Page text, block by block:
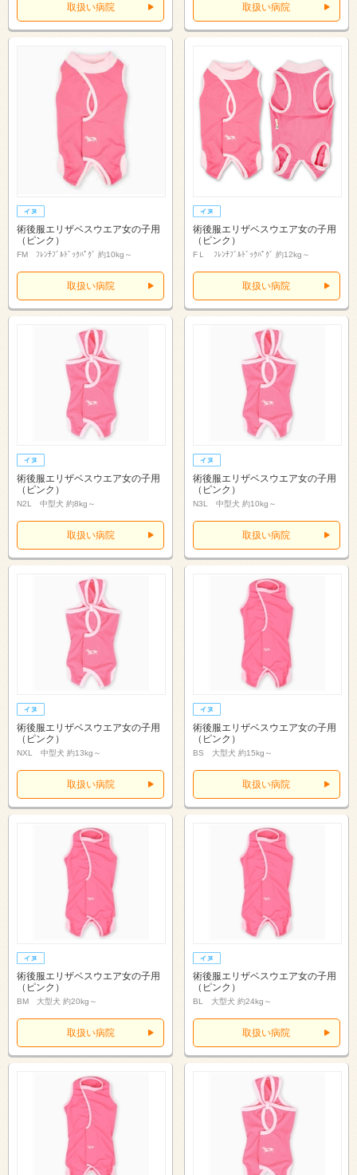
取扱い病院 取扱い病院
術後服エリザベスウエア女の子用
（ピンク）
FM ﾌﾚﾝﾁﾌﾞﾙﾄﾞｯｸﾊﾟｸﾞ 約10kg～
取扱い病院
術後服エリザベスウエア女の子用
（ピンク）
FＬ ﾌﾚﾝﾁﾌﾞﾙﾄﾞｯｸﾊﾟｸﾞ 約12kg～
取扱い病院
術後服エリザベスウエア女の子用
（ピンク）
N2L 中型犬 約8kg～
取扱い病院
術後服エリザベスウエア女の子用
（ピンク）
N3L 中型犬 約10kg～
取扱い病院
術後服エリザベスウエア女の子用
（ピンク）
NXL 中型犬 約13kg～
取扱い病院
術後服エリザベスウエア女の子用
（ピンク）
BS 大型犬 約15kg～
取扱い病院
術後服エリザベスウエア女の子用
（ピンク）
BM 大型犬 約20kg～
取扱い病院
術後服エリザベスウエア女の子用
（ピンク）
BL 大型犬 約24kg～
取扱い病院